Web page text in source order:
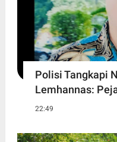
Polisi Tangkapi
Lemhannas:
22:49